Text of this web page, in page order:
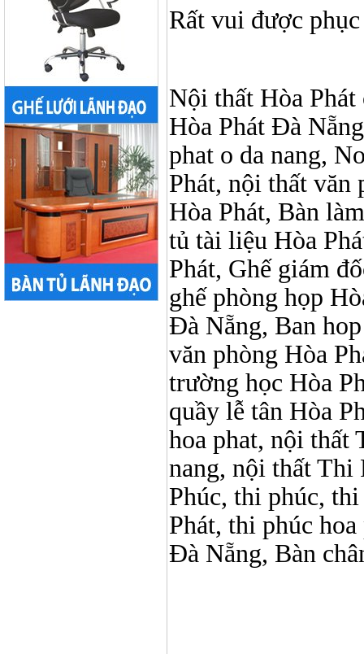
Rất vui được
Nội thất Hòa
Hòa Phát Đà
phat o da nang,
Phát, nội thất văn
Hòa Phát, Bàn
tủ tài liệu Hòa
Phát, Ghế giám
ghế phòng họp
Đà Nẵng, Ban
văn phòng Hòa
trường học Hòa
quầy lễ tân Hòa
hoa phat, nội thất
nang, nội thất Thi
Phúc, thi phúc,
Phát, thi phúc
Đà Nẵng, Bàn